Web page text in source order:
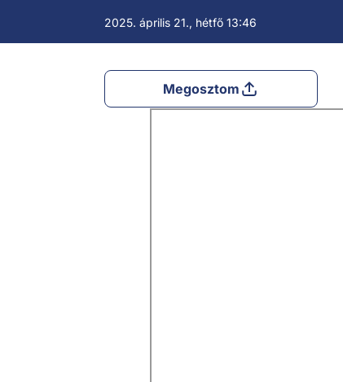
2025. április 21., hétfő 13:46
Megosztom